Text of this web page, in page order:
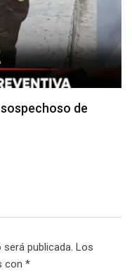
filas para
publicada. Los
con *